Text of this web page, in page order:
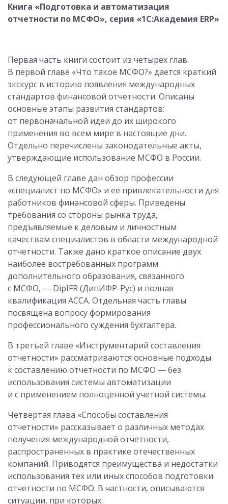
Книга «Подготовка и автоматизация
отчетности по МСФО», серия «1С:Академия ERP»
Первая часть книги состоит из четырех глав.
В первой главе «Что такое МСФО?» дается краткий
экскурс в историю появления международных
стандартов финансовой отчетности. Описаны
основные этапы развития стандартов:
от первоначальной идеи до их широкого
применения во всем мире в настоящие дни.
Отдельно перечислены законодательные акты,
утверждающие использование МСФО в России.
В следующей главе дан обзор профессии
«специалист по МСФО» и ее привлекательности для
работников финансовой сферы. Приведены
требования со стороны рынка труда,
предъявляемые к деловым и личностным
качествам специалистов в области международной
отчетности. Также дано краткое описание двух
наиболее востребованных программ
дополнительного образования, связанного
с МСФО, — DipIFR (ДипИФР-Рус) и полная
квалификация АССА. Отдельная часть главы
посвящена вопросу формирования
профессионального суждения бухгалтера.
В третьей главе «Инструментарий составления
отчетности» рассматриваются основные подходы
к составлению отчетности по МСФО — без
использования системы автоматизации
и с применением полноценной учетной системы.
Четвертая глава «Способы составления
отчетности» рассказывает о различных методах
получения международной отчетности,
распространенных в практике отечественных
компаний. Приводятся преимущества и недостатки
использования тех или иных способов подготовки
отчетности по МСФО. В частности, описываются
ситуации, при которых: